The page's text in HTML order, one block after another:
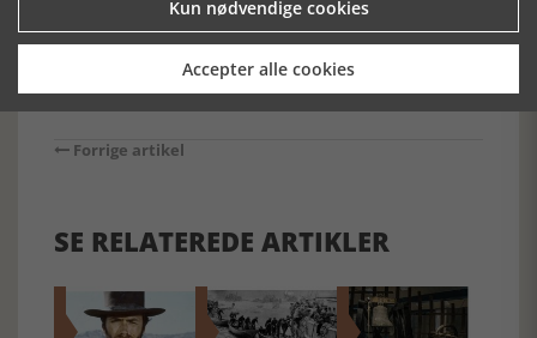
Forrige artikel
SE RELATEREDE ARTIKLER
Kun nødvendige cookies
Accepter alle cookies